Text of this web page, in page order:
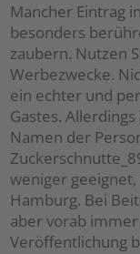
Mancher Eintrag
besonders
zaubern. Nutzen
Werbezwecke.
ein echter und
Gastes.
Namen der
weniger geeignet,
Hamburg. Bei
aber vorab
Veröffentlichung